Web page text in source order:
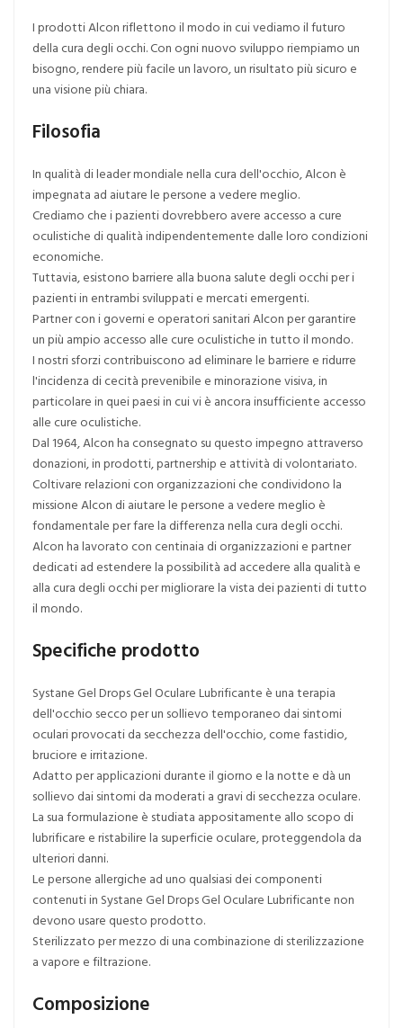
I prodotti Alcon riflettono il modo in cui vediamo il futuro
della cura degli occhi. Con ogni nuovo sviluppo riempiamo un
bisogno, rendere più facile un lavoro, un risultato più sicuro e
una visione più chiara.
Filosofia
In qualità di leader mondiale nella cura dell'occhio, Alcon è
impegnata ad aiutare le persone a vedere meglio.
Crediamo che i pazienti dovrebbero avere accesso a cure
oculistiche di qualità indipendentemente dalle loro condizioni
economiche.
Tuttavia, esistono barriere alla buona salute degli occhi per i
pazienti in entrambi sviluppati e mercati emergenti.
Partner con i governi e operatori sanitari Alcon per garantire
un più ampio accesso alle cure oculistiche in tutto il mondo.
I nostri sforzi contribuiscono ad eliminare le barriere e ridurre
l'incidenza di cecità prevenibile e minorazione visiva, in
particolare in quei paesi in cui vi è ancora insufficiente accesso
alle cure oculistiche.
Dal 1964, Alcon ha consegnato su questo impegno attraverso
donazioni, in prodotti, partnership e attività di volontariato.
Coltivare relazioni con organizzazioni che condividono la
missione Alcon di aiutare le persone a vedere meglio è
fondamentale per fare la differenza nella cura degli occhi.
Alcon ha lavorato con centinaia di organizzazioni e partner
dedicati ad estendere la possibilità ad accedere alla qualità e
alla cura degli occhi per migliorare la vista dei pazienti di tutto
il mondo.
Specifiche prodotto
Systane Gel Drops Gel Oculare Lubrificante è una terapia
dell'occhio secco per un sollievo temporaneo dai sintomi
oculari provocati da secchezza dell'occhio, come fastidio,
bruciore e irritazione.
Adatto per applicazioni durante il giorno e la notte e dà un
sollievo dai sintomi da moderati a gravi di secchezza oculare.
La sua formulazione è studiata appositamente allo scopo di
lubrificare e ristabilire la superficie oculare, proteggendola da
ulteriori danni.
Le persone allergiche ad uno qualsiasi dei componenti
contenuti in Systane Gel Drops Gel Oculare Lubrificante non
devono usare questo prodotto.
Sterilizzato per mezzo di una combinazione di sterilizzazione
a vapore e filtrazione.
Composizione